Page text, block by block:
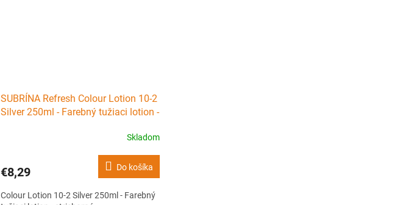
SUBRÍNA Refresh Colour Lotion 10-2
Silver 250ml - Farebný tužiaci lotion -
Skladom
€8,29 Do košíka
Colour Lotion 10-2 Silver 250ml - Farebný